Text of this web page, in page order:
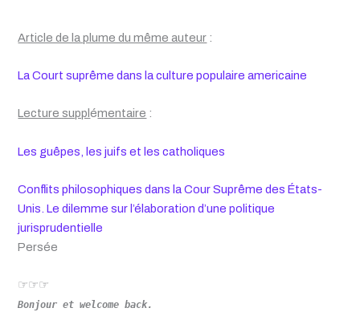
Article de la plume du même auteur :
La Court suprême dans la culture populaire americaine
Lecture supplémentaire :
Les guêpes, les juifs et les catholiques
Conflits philosophiques dans la Cour Suprême des États-
Unis. Le dilemme sur l’élaboration d’une politique
jurisprudentielle
Persée
☞☞☞
Bonjour et welcome back.